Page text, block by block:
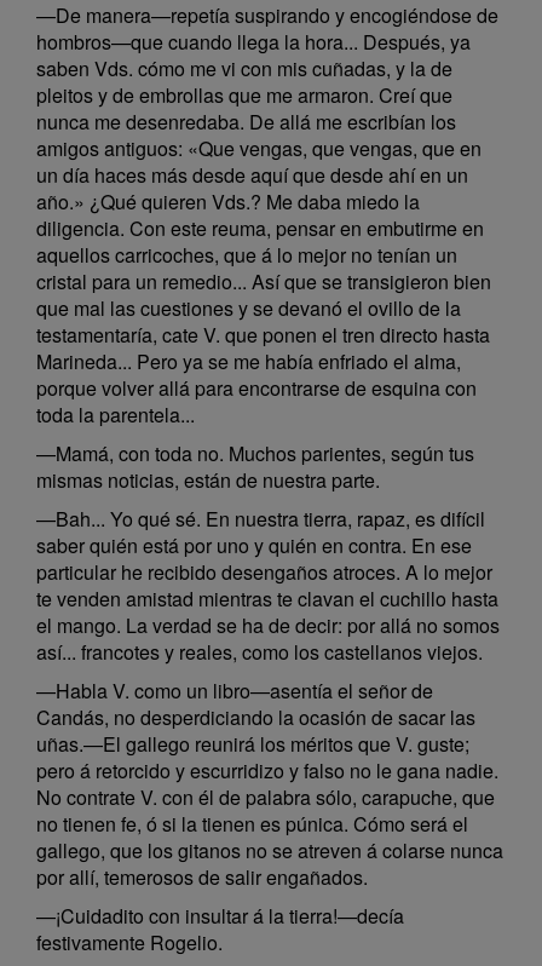
—De manera—repetía suspirando y encogiéndose de
hombros—que cuando llega la hora... Después, ya
saben Vds. cómo me vi con mis cuñadas, y la de
pleitos y de embrollas que me armaron. Creí que
nunca me desenredaba. De allá me escribían los
amigos antiguos: «Que vengas, que vengas, que en
un día haces más desde aquí que desde ahí en un
año.» ¿Qué quieren Vds.? Me daba miedo la
diligencia. Con este reuma, pensar en embutirme en
aquellos carricoches, que á lo mejor no tenían un
cristal para un remedio... Así que se transigieron bien
que mal las cuestiones y se devanó el ovillo de la
testamentaría, cate V. que ponen el tren directo hasta
Marineda... Pero ya se me había enfriado el alma,
porque volver allá para encontrarse de esquina con
toda la parentela...
—Mamá, con toda no. Muchos parientes, según tus
mismas noticias, están de nuestra parte.
—Bah... Yo qué sé. En nuestra tierra, rapaz, es difícil
saber quién está por uno y quién en contra. En ese
particular he recibido desengaños atroces. A lo mejor
te venden amistad mientras te clavan el cuchillo hasta
el mango. La verdad se ha de decir: por allá no somos
así... francotes y reales, como los castellanos viejos.
—Habla V. como un libro—asentía el señor de
Candás, no desperdiciando la ocasión de sacar las
uñas.—El gallego reunirá los méritos que V. guste;
pero á retorcido y escurridizo y falso no le gana nadie.
No contrate V. con él de palabra sólo, carapuche, que
no tienen fe, ó si la tienen es púnica. Cómo será el
gallego, que los gitanos no se atreven á colarse nunca
por allí, temerosos de salir engañados.
—¡Cuidadito con insultar á la tierra!—decía
festivamente Rogelio.